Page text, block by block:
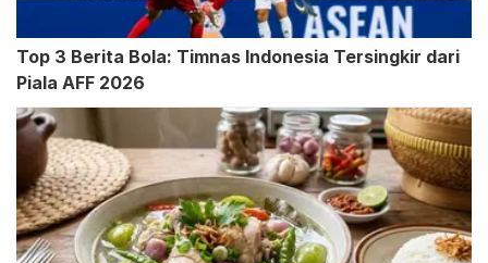
Top 3 Berita Bola: Timnas Indonesia Tersingkir dari
Piala AFF 2026